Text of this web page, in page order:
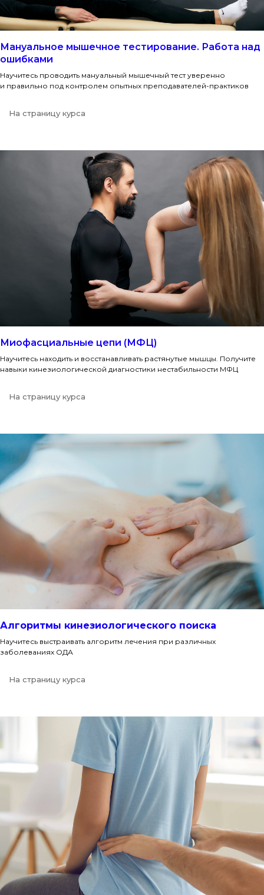
Мануальное мышечное тестирование. Работа над
ошибками
Научитесь проводить мануальный мышечный тест уверенно
и правильно под контролем опытных преподавателей-практиков
На страницу курса
Миофасциальные цепи (МФЦ)
Научитесь находить и восстанавливать растянутые мышцы. Получите
навыки кинезиологической диагностики нестабильности МФЦ
На страницу курса
Алгоритмы кинезиологического поиска
Научитесь выстраивать алгоритм лечения при различных
заболеваниях ОДА
На страницу курса